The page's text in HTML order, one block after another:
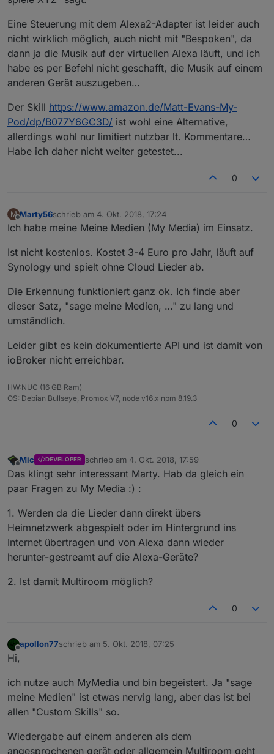
Eine Steuerung mit dem Alexa2-Adapter ist leider auch
nicht wirklich möglich, auch nicht mit "Bespoken", da
dann ja die Musik auf der virtuellen Alexa läuft, und ich
habe es per Befehl nicht geschafft, die Musik auf einem
anderen Gerät auszugeben…
Der Skill https://www.amazon.de/Matt-Evans-My-
Pod/dp/B077Y6GC3D/ ist wohl eine Alternative,
allerdings wohl nur limitiert nutzbar lt. Kommentare…
Habe ich daher nicht weiter getestet...
0
M
Offline
Marty56schrieb am 4. Okt. 2018, 17:24
zuletzt editiert von
Ich habe meine Meine Medien (My Media) im Einsatz.
Ist nicht kostenlos. Kostet 3-4 Euro pro Jahr, läuft auf
Synology und spielt ohne Cloud Lieder ab.
Die Erkennung funktioniert ganz ok. Ich finde aber
dieser Satz, "sage meine Medien, …" zu lang und
umständlich.
Leider gibt es kein dokumentierte API und ist damit von
ioBroker nicht erreichbar.
HW:NUC (16 GB Ram)
OS: Debian Bullseye, Promox V7, node v16.x npm 8.19.3
0
Offline
Mic DEVELOPER schrieb am 4. Okt. 2018, 17:59
zuletzt editiert von
Das klingt sehr interessant Marty. Hab da gleich ein
paar Fragen zu My Media :) :
1. Werden da die Lieder dann direkt übers
Heimnetzwerk abgespielt oder im Hintergrund ins
Internet übertragen und von Alexa dann wieder
herunter-gestreamt auf die Alexa-Geräte?
2. Ist damit Multiroom möglich?
0
apollon77schrieb am 5. Okt. 2018, 07:25
zuletzt editiert von
Hi,
ich nutze auch MyMedia und bin begeistert. Ja "sage
meine Medien" ist etwas nervig lang, aber das ist bei
allen "Custom Skills" so.
Wiedergabe auf einem anderen als dem
angesprochenen gerät oder allgemein Multiroom geht